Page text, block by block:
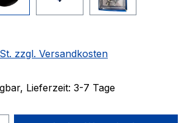
zzgl. Versandkosten
Lieferzeit: 3-7 Tage